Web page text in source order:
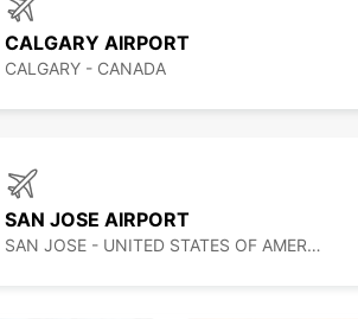
CALGARY AIRPORT
CALGARY - CANADA
SAN JOSE AIRPORT
SAN JOSE - UNITED STATES OF AMERICA